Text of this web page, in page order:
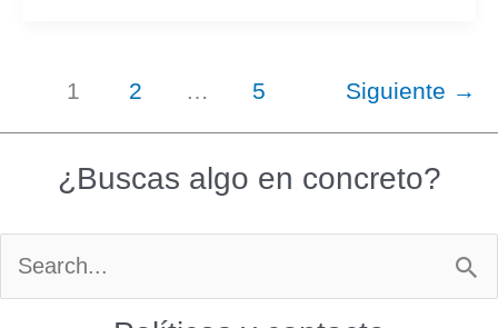
Ramos
1 2 … 5 Siguiente →
¿Buscas algo en concreto?
Buscar